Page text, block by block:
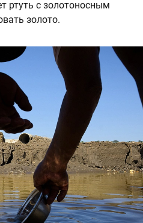
ртуть с золотоносным
золото.